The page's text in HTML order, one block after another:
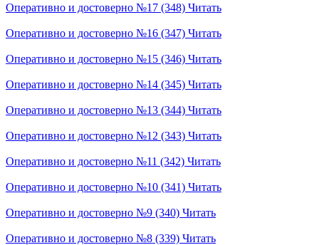
Оперативно и достоверно №17 (348) Читать
Оперативно и достоверно №16 (347) Читать
Оперативно и достоверно №15 (346) Читать
Оперативно и достоверно №14 (345) Читать
Оперативно и достоверно №13 (344) Читать
Оперативно и достоверно №12 (343) Читать
Оперативно и достоверно №11 (342) Читать
Оперативно и достоверно №10 (341) Читать
Оперативно и достоверно №9 (340) Читать
Оперативно и достоверно №8 (339) Читать